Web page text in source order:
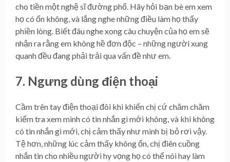
cho tiền một nghệ sĩ đường phố. Hãy hỏi bạn bè em xem
họ có ổn không, và lắng nghe những điều làm họ thấy
phiền lòng. Biết đâu nghe xong câu chuyện của họ em sẽ
nhận ra rằng em không hề đơn độc – những người xung
quanh đều đang phải trải qua vấn đề như em.
7. Ngưng dùng điện thoại
Cầm trên tay điện thoại đôi khi khiến chị cứ chăm chăm
kiểm tra xem mình có tin nhắn gì mới không, và khi không
có tin nhắn gì mới, chị cảm thấy như mình bị bỏ rơi vậy.
Tệ hơn, những lúc cảm thấy không ổn, chị điên cuồng
nhắn tin cho nhiều người hy vọng họ có thể nói hay làm